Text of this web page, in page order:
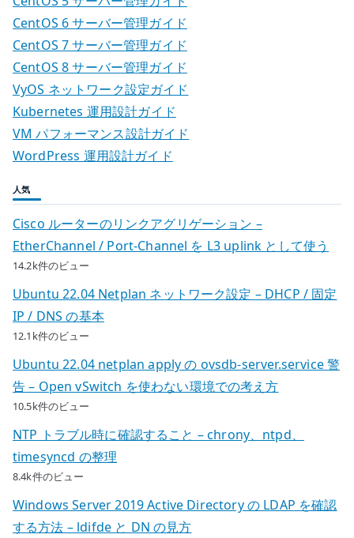
な
い
–
オ
ン
プ
レ
ミ
で
ど
ま
成
立
す
る
の
か
の
ー
シ
ョ
ン
CentOS 6 サーバー管理ガイド
CentOS 7 サーバー管理ガイド
CentOS 8 サーバー管理ガイド
VyOS ネットワーク設定ガイド
Kubernetes 運用設計ガイド
VM パフォーマンス設計ガイド
WordPress 運用設計ガイド
人気
Cisco ルーターのリンクアグリゲーション –
EtherChannel / Port-Channel を L3 uplink として使う
14.2k件のビュー
Ubuntu 22.04 Netplan ネットワーク設定 – DHCP / 固定
IP / DNS の基本
12.1k件のビュー
Ubuntu 22.04 netplan apply の ovsdb-server.service 警
告 – Open vSwitch を使わない環境での考え方
10.5k件のビュー
NTP トラブル時に確認すること – chrony、ntpd、
timesyncd の整理
8.4k件のビュー
Windows Server 2019 Active Directory の LDAP を確認
する方法 – ldifde と DN の見方